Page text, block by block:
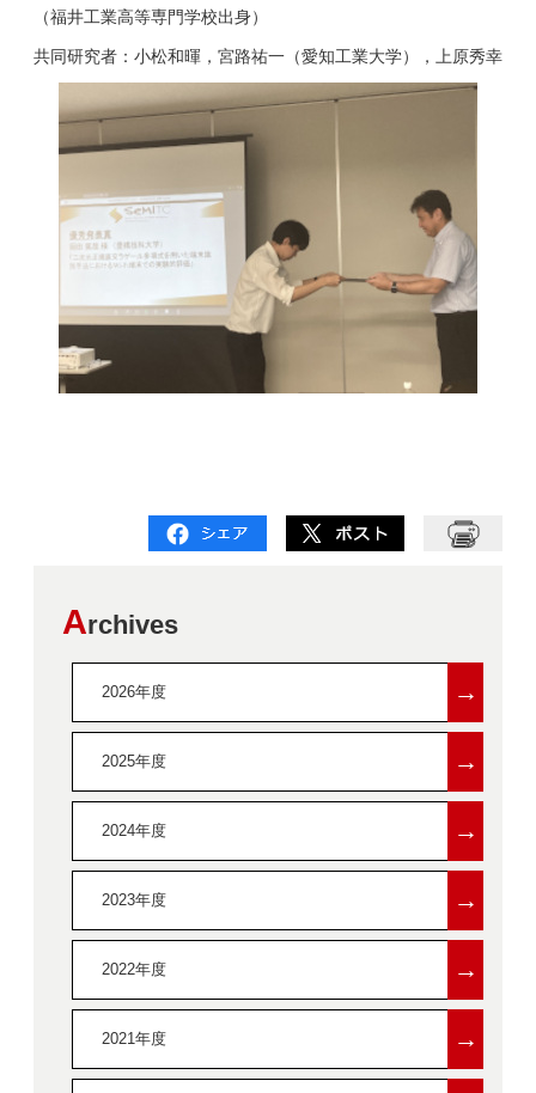
（福井工業高等専門学校出身）
共同研究者： 小松和暉，宮路祐一（愛知工業大学），上原秀幸
Archives
2026年度 →
2025年度 →
2024年度 →
2023年度 →
2022年度 →
2021年度 →